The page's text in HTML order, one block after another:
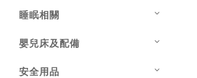
睡眠相關
嬰兒床及配備
安全用品